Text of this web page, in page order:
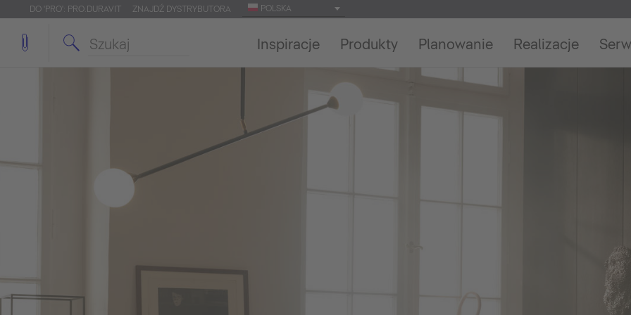
DO 'PRO': PRO.DURAVIT ZNAJDŹ DYSTRYBUTORA POLSKA
Inspiracje Produkty Planowanie Realizacje